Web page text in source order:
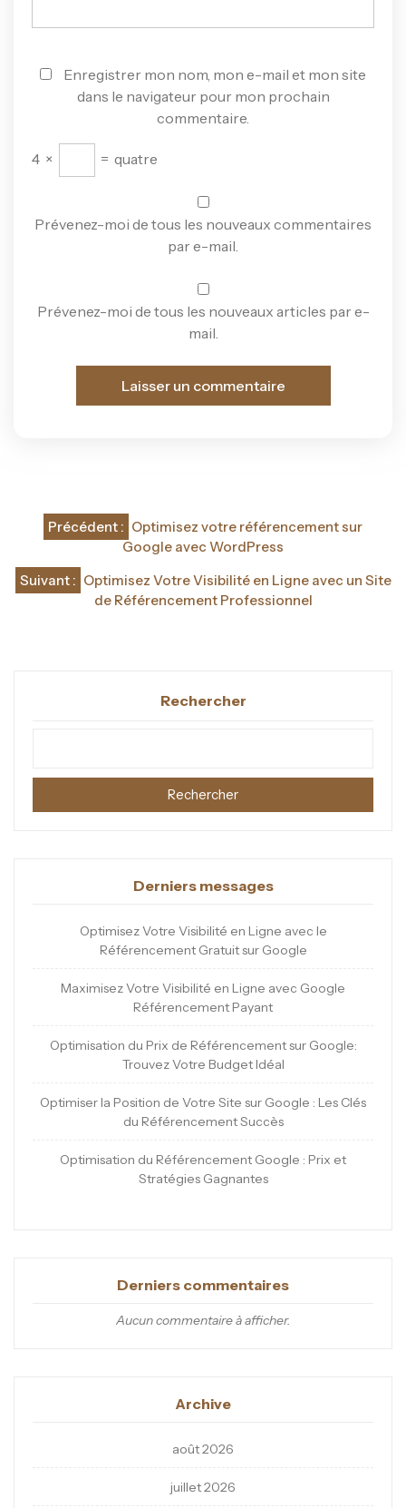
Enregistrer mon nom, mon e-mail et mon site
dans le navigateur pour mon prochain
commentaire.
4 × = quatre
Prévenez-moi de tous les nouveaux commentaires
par e-mail.
Prévenez-moi de tous les nouveaux articles par e-
mail.
Navigation
l’article
Précédent : Optimisez votre référencement sur
Google avec WordPress
Suivant : Optimisez Votre Visibilité en Ligne avec un Site
de Référencement Professionnel
Rechercher
Rechercher
Derniers messages
Optimisez Votre Visibilité en Ligne avec le
Référencement Gratuit sur Google
Maximisez Votre Visibilité en Ligne avec Google
Référencement Payant
Optimisation du Prix de Référencement sur Google:
Trouvez Votre Budget Idéal
Optimiser la Position de Votre Site sur Google : Les Clés
du Référencement Succès
Optimisation du Référencement Google : Prix et
Stratégies Gagnantes
Derniers commentaires
Aucun commentaire à afficher.
Archive
août 2026
juillet 2026